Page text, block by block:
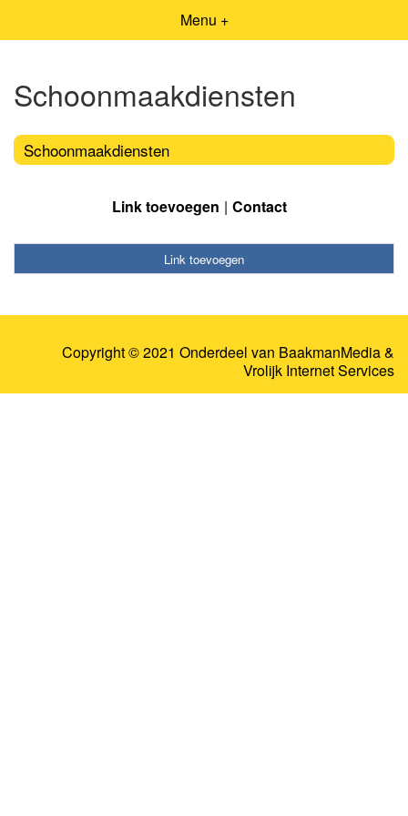
Menu +
Schoonmaakdiensten
Schoonmaakdiensten
Link toevoegen Contact
Link toevoegen
Copyright © 2021 Onderdeel van BaakmanMedia&
Vrolijk Internet Services